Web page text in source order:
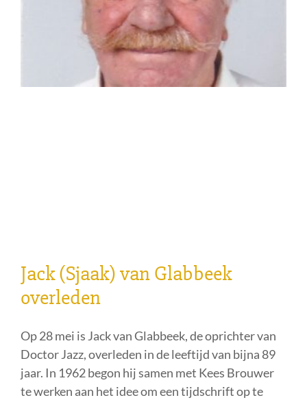
Jack (Sjaak) van Glabbeek
overleden
Op 28 mei is Jack van Glabbeek, de oprichter van
Doctor Jazz, overleden in de leeftijd van bijna 89
jaar. In 1962 begon hij samen met Kees Brouwer
te werken aan het idee om een tijdschrift op te